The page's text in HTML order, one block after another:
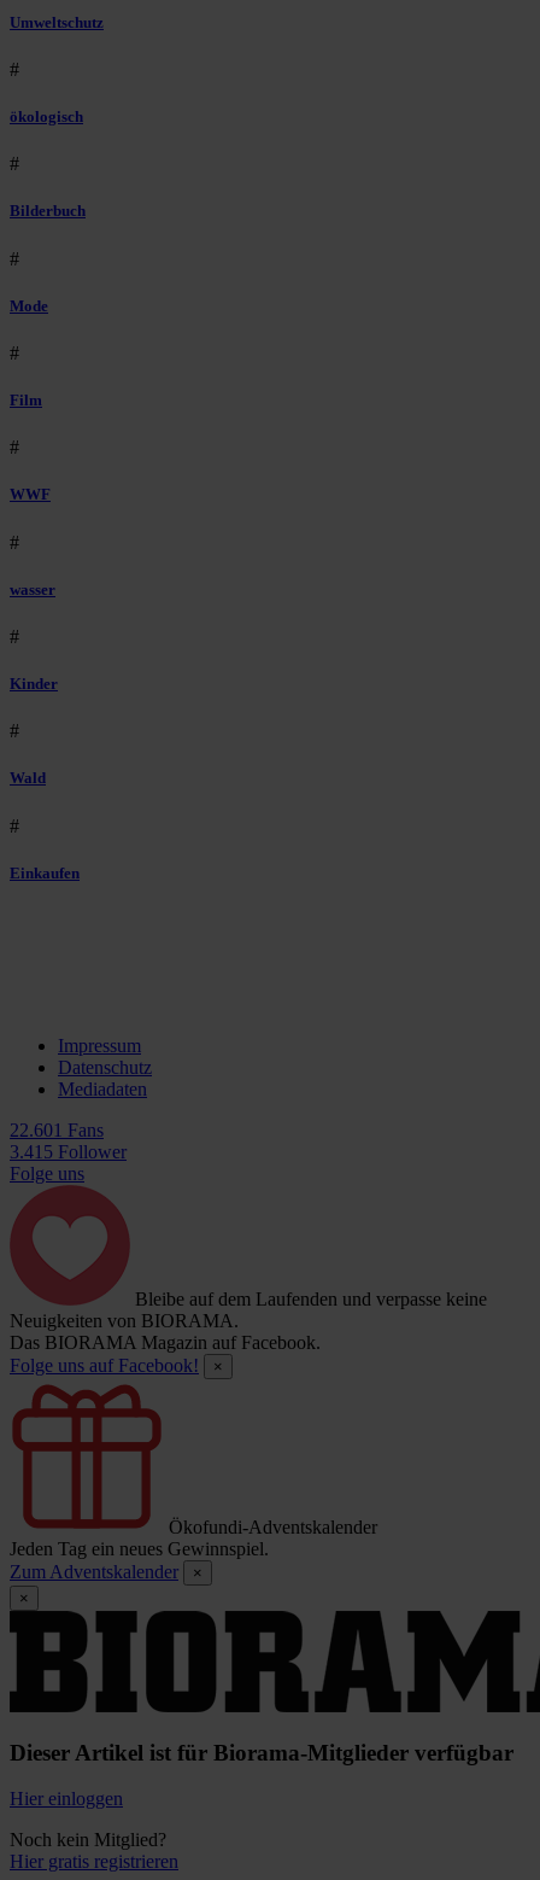
Umweltschutz
#
ökologisch
#
Bilderbuch
#
Mode
#
Film
#
WWF
#
wasser
#
Kinder
#
Wald
#
Einkaufen
Impressum
Datenschutz
Mediadaten
22.601 Fans
3.415 Follower
Folge uns
Bleibe auf dem Laufenden und verpasse keine
Neuigkeiten von BIORAMA.
Das BIORAMA Magazin auf Facebook.
Folge uns auf Facebook!
×
Ökofundi-Adventskalender
Jeden Tag ein neues Gewinnspiel.
Zum Adventskalender
×
×
Dieser Artikel ist für Biorama-Mitglieder verfügbar
Hier einloggen
Noch kein Mitglied?
Hier gratis registrieren